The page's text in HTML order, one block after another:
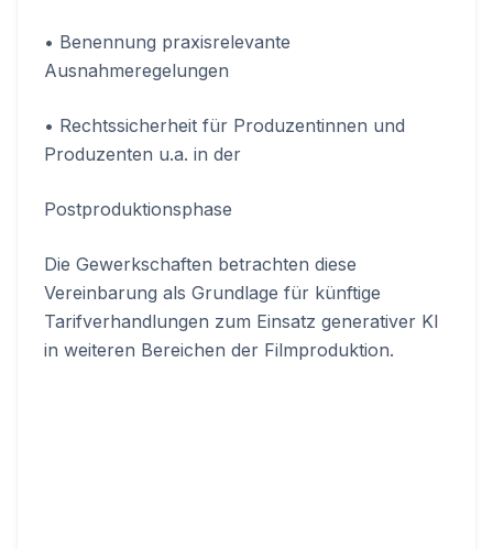
• Benennung praxisrelevante
Ausnahmeregelungen
• Rechtssicherheit für Produzentinnen und
Produzenten u.a. in der
Postproduktionsphase
Die Gewerkschaften betrachten diese
Vereinbarung als Grundlage für künftige
Tarifverhandlungen zum Einsatz generativer KI
in weiteren Bereichen der Filmproduktion.